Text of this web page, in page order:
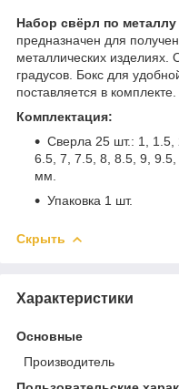
Набор свёрл по металлу
предназначен для
металлических изделиях.
градусов. Бокс для
поставляется в комплекте.
Комплектация:
Сверла 25 шт.: 1, 1.5,
6.5, 7, 7.5, 8, 8.5, 9,
мм.
Упаковка 1 шт.
Скрыть
Характеристики
Основные
Производитель